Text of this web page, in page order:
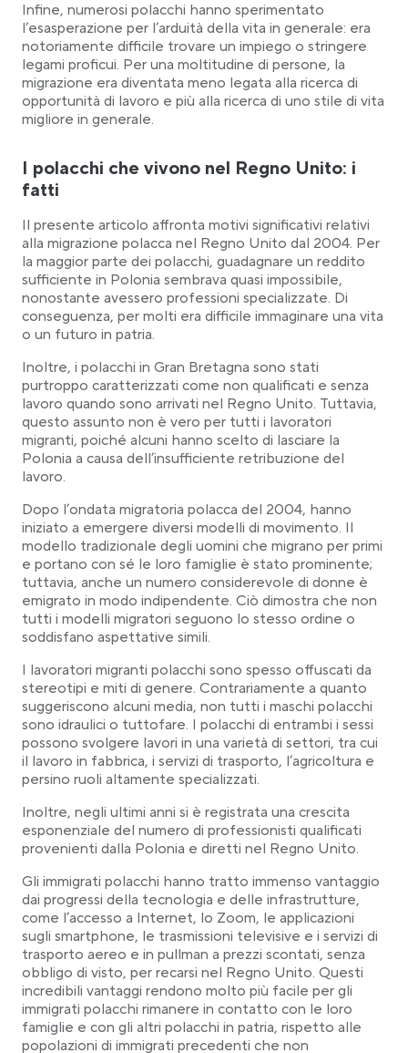
Infine, numerosi polacchi hanno sperimentato
l’esasperazione per l’arduità della vita in generale: era
notoriamente difficile trovare un impiego o stringere
legami proficui. Per una moltitudine di persone, la
migrazione era diventata meno legata alla ricerca di
opportunità di lavoro e più alla ricerca di uno stile di vita
migliore in generale.
I polacchi che vivono nel Regno Unito: i
fatti
Il presente articolo affronta motivi significativi relativi
alla migrazione polacca nel Regno Unito dal 2004. Per
la maggior parte dei polacchi, guadagnare un reddito
sufficiente in Polonia sembrava quasi impossibile,
nonostante avessero professioni specializzate. Di
conseguenza, per molti era difficile immaginare una vita
o un futuro in patria.
Inoltre, i polacchi in Gran Bretagna sono stati
purtroppo caratterizzati come non qualificati e senza
lavoro quando sono arrivati nel Regno Unito. Tuttavia,
questo assunto non è vero per tutti i lavoratori
migranti, poiché alcuni hanno scelto di lasciare la
Polonia a causa dell’insufficiente retribuzione del
lavoro.
Dopo l’ondata migratoria polacca del 2004, hanno
iniziato a emergere diversi modelli di movimento. Il
modello tradizionale degli uomini che migrano per primi
e portano con sé le loro famiglie è stato prominente;
tuttavia, anche un numero considerevole di donne è
emigrato in modo indipendente. Ciò dimostra che non
tutti i modelli migratori seguono lo stesso ordine o
soddisfano aspettative simili.
I lavoratori migranti polacchi sono spesso offuscati da
stereotipi e miti di genere. Contrariamente a quanto
suggeriscono alcuni media, non tutti i maschi polacchi
sono idraulici o tuttofare. I polacchi di entrambi i sessi
possono svolgere lavori in una varietà di settori, tra cui
il lavoro in fabbrica, i servizi di trasporto, l’agricoltura e
persino ruoli altamente specializzati.
Inoltre, negli ultimi anni si è registrata una crescita
esponenziale del numero di professionisti qualificati
provenienti dalla Polonia e diretti nel Regno Unito.
Gli immigrati polacchi hanno tratto immenso vantaggio
dai progressi della tecnologia e delle infrastrutture,
come l’accesso a Internet, lo Zoom, le applicazioni
sugli smartphone, le trasmissioni televisive e i servizi di
trasporto aereo e in pullman a prezzi scontati, senza
obbligo di visto, per recarsi nel Regno Unito. Questi
incredibili vantaggi rendono molto più facile per gli
immigrati polacchi rimanere in contatto con le loro
famiglie e con gli altri polacchi in patria, rispetto alle
popolazioni di immigrati precedenti che non